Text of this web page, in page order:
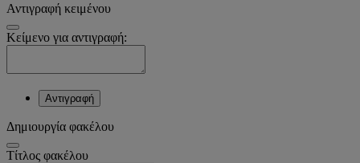
Αντιγραφή κειμένου
Κείμενο για αντιγραφή:
Αντιγραφή
Δημιουργία φακέλου
Tίτλος φακέλου